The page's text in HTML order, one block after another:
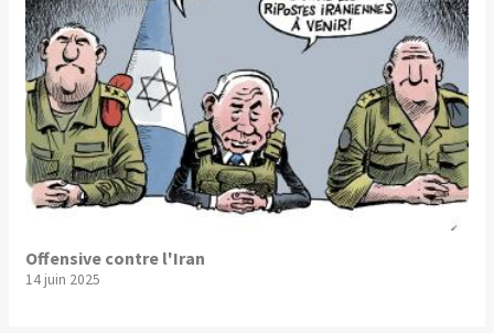
Offensive contre l'Iran
14 juin 2025